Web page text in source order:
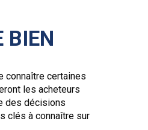
BIEN
connaître certaines
les acheteurs
des décisions
clés à connaître sur